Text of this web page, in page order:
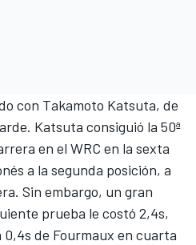
con Takamoto Katsuta, de
Katsuta consiguió la 50ª
en el WRC en la sexta
a la segunda posición, a
Sin embargo, un gran
prueba le costó 2,4s,
de Fourmaux en cuarta